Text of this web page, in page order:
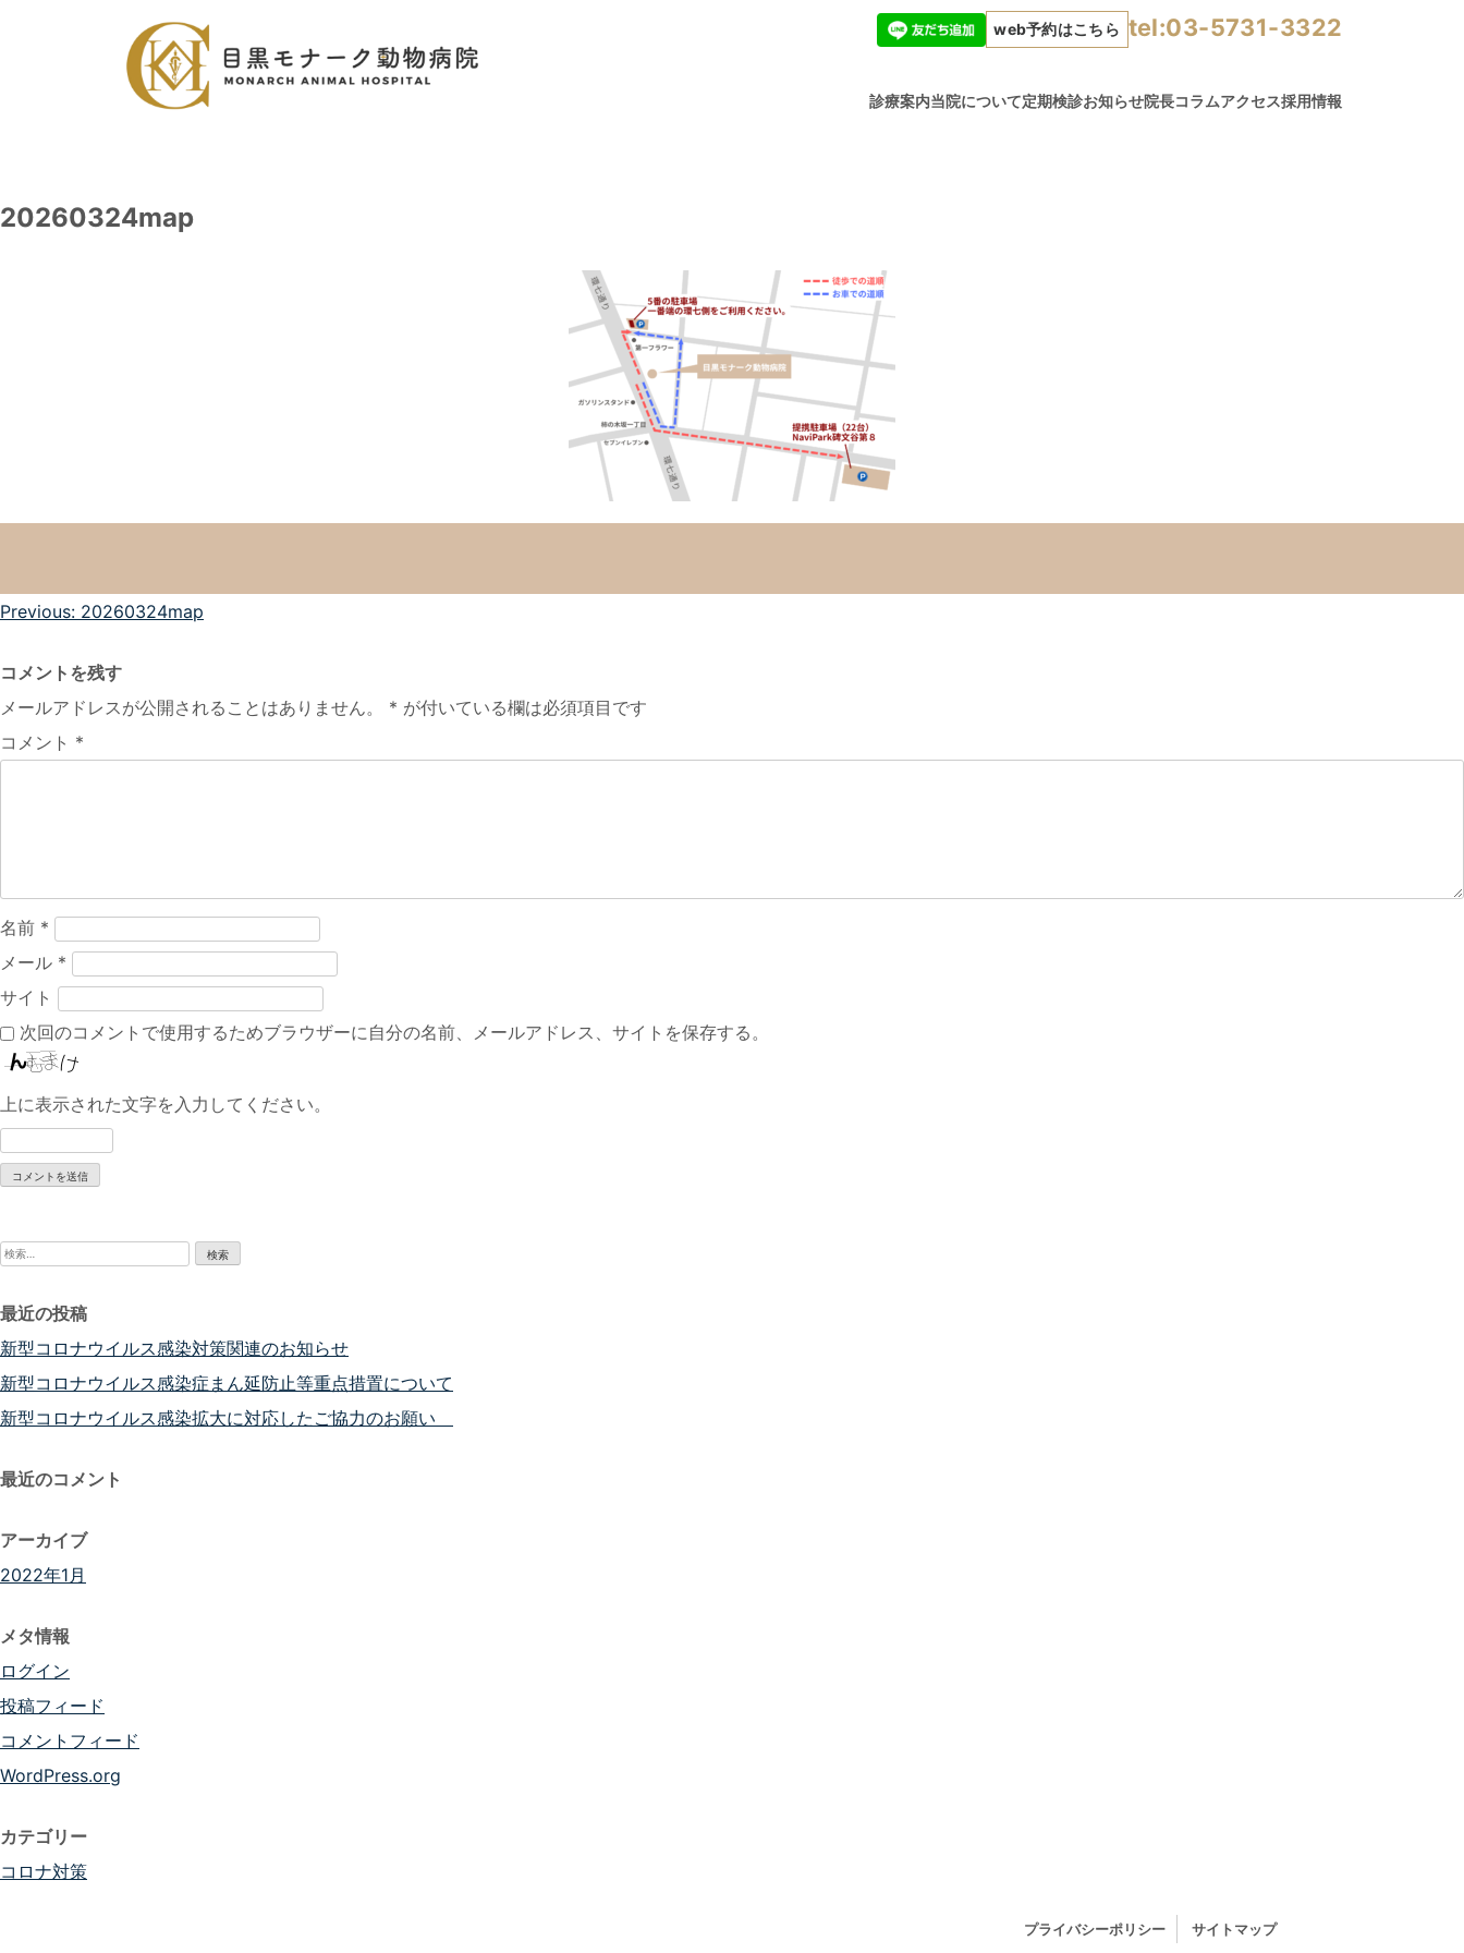
web予約はこちら tel:03-5731-3322
診療案内当院について定期検診お知らせ院長コラムアクセス採用情報
20260324map
投
ナ
ビ
ゲ
Previous: 20260324map
コメントを残す
メールアドレスが公開されることはありません。
* が付いている欄は必須項目です
コメント *
名前 *
メール *
サイト
次回のコメントで使用するためブラウザーに自分の名前、メールアドレス、サイトを保存する。
上に表示された文字を入力してください。
検
最近の投稿
新型コロナウイルス感染対策関連のお知らせ
新型コロナウイルス感染症まん延防止等重点措置について
新型コロナウイルス感染拡大に対応したご協力のお願い
最近のコメント
アーカイブ
2022年1月
メタ情報
ログイン
投稿フィード
コメントフィード
WordPress.org
カテゴリー
コロナ対策
プライバシーポリシー サイトマップ